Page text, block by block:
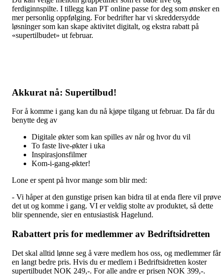
ferdiginnspilte. I tillegg kan PT online passe for deg som ønsker en
mer personlig oppfølging. For bedrifter har vi skreddersydde
løsninger som kan skape aktivitet digitalt, og ekstra rabatt på
«supertilbudet» ut februar.
Akkurat nå: Supertilbud!
For å komme i gang kan du nå kjøpe tilgang ut februar. Da får du
benytte deg av
Digitale økter som kan spilles av når og hvor du vil
To faste live-økter i uka
Inspirasjonsfilmer
Kom-i-gang-økter!
Lone er spent på hvor mange som blir med:
- Vi håper at den gunstige prisen kan bidra til at enda flere vil prøve
det ut og komme i gang. VI er veldig stolte av produktet, så dette
blir spennende, sier en entusiastisk Hagelund.
Rabattert pris for medlemmer av Bedriftsidretten
Det skal alltid lønne seg å være medlem hos oss, og medlemmer får
en langt bedre pris. Hvis du er medlem i Bedriftsidretten koster
supertilbudet NOK 249,-. For alle andre er prisen NOK 399,-.